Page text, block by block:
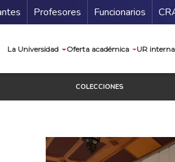
Profesores Funcionarios
La Universidad Oferta académica UR
COLECCIONES